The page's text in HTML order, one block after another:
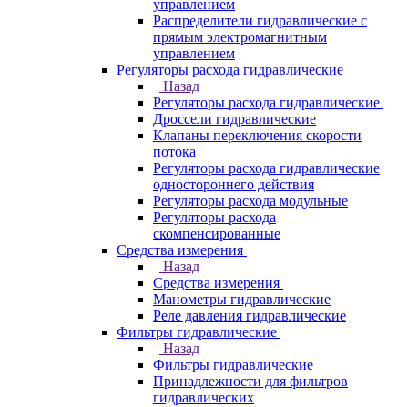
управлением
Распределители гидравлические с
прямым электромагнитным
управлением
Регуляторы расхода гидравлические
Назад
Регуляторы расхода гидравлические
Дроссели гидравлические
Клапаны переключения скорости
потока
Регуляторы расхода гидравлические
одностороннего действия
Регуляторы расхода модульные
Регуляторы расхода
скомпенсированные
Средства измерения
Назад
Средства измерения
Манометры гидравлические
Реле давления гидравлические
Фильтры гидравлические
Назад
Фильтры гидравлические
Принадлежности для фильтров
гидравлических